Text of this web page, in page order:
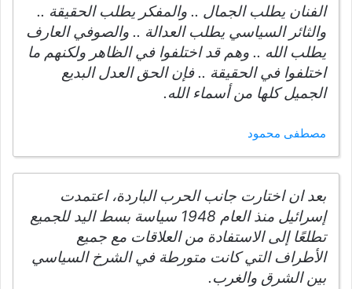
الفنان يطلب الجمال .. والمفكر يطلب الحقيقة ..
والثائر السياسي يطلب العدالة .. والصوفي العارف
يطلب الله .. وهم قد اختلفوا في الظاهر ولكنهم ما
اختلفوا في الحقيقة .. فإن الحق العدل البديع
الجميل كلها من أسماء الله.
مصطفى محمود
بعد ان اختارت جانب الحرب الباردة، اعتمدت
إسرائيل منذ العام 1948 سياسة بسط اليد للجميع
تطلعًا إلى الاستفادة من العلاقات مع جميع
الأطراف التي كانت متورطة في الشرخ السياسي
بين الشرق والغرب.